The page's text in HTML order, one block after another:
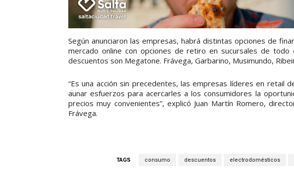
Según anunciaron las empresas, habrá distintas opciones de
mercado online con opciones de retiro en sucursales de todo
descuentos son Megatone. Frávega, Garbarino, Musimundo,
“Es una acción sin precedentes, las empresas líderes en retail
aunar esfuerzos para acercarles a los consumidores la
precios muy convenientes”, explicó Juan Martín Romero,
Frávega.
TAGS consumo descuentos electrodomésticos